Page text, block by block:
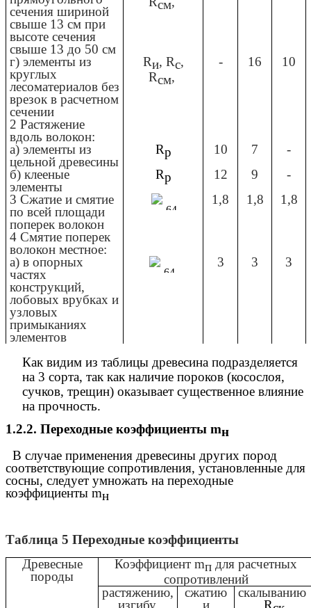
сечения шириной
свыше 13 см при
высоте сечения
свыше 13 до 50 см
см
г) элементы из
круглых
лесоматериалов без
врезок в расчетном
сечении
Rи, Rс,
Rсм,
- 16 10
2 Растяжение
вдоль волокон:
а) элементы из
цельной древесины
Rр 10 7
-
б) клееные
элементы
Rр 12 9
-
3 Сжатие и смятие
по всей площади
поперек волокон
1,8 1,8 1,8
4 Смятие поперек
волокон местное:
а) в опорных
частях
конструкций,
лобовых врубках и
узловых
примыканиях
элементов
3 3 3
Как видим из таблицы древесина подразделяется
на 3 сорта, так как наличие пороков (косослоя,
сучков, трещин) оказывает существенное влияние
на прочность.
1.2.2. Переходные коэффициенты mн
В случае применения древесины других пород
соответствующие сопротивления, установленные для
сосны, следует умножать на переходные
коэффициенты mн
Таблица 5 Переходные коэффициенты
Древесные
породы
Коэффициент mп для расчетных
сопротивлений
растяжению,
изгибу,
сжатию
и
скалыванию
R